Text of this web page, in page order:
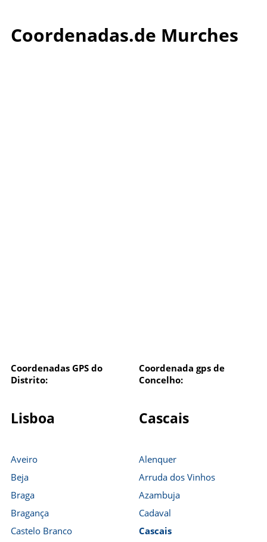
Coordenadas.de Murches
Coordenadas GPS do
Distrito:
Coordenada gps de
Concelho:
Lisboa Cascais
Aveiro
Beja
Braga
Bragança
Castelo Branco
Alenquer
Arruda dos Vinhos
Azambuja
Cadaval
Cascais